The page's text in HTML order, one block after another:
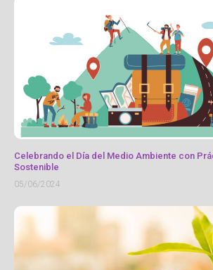
Celebrando el Día del Medio Ambiente con
Sostenible
05/06/2024